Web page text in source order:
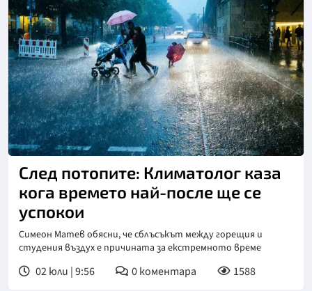
След потопите: Климатолог каза
кога времето най-после ще се
успокои
Симеон Матев обясни, че сблъсъкът между горещия и
студения въздух е причината за екстремното време
02 юли | 9:56 0коментара 1588